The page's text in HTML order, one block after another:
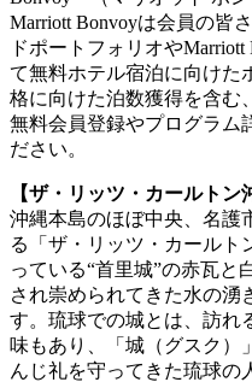
Marriott Bonvoyは会員の皆
ドポートフォリオや
て無料ホテル宿泊に向けた
格に向けた泊数獲得を含む
無料会員登録やプログラム
ださい。
【ザ・リッツ・カールトン
沖縄本島のほぼ中央、名護
る「ザ・リッツ・カールト
っている“首里城”の赤瓦と
され崇められてきた水の湧
す。琉球での城とは、訪れ
味もあり、「城（グスク）
んじ礼を守ってきた琉球の